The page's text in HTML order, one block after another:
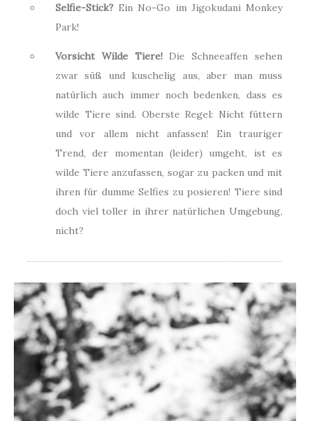
Selfie-Stick? Ein No-Go im Jigokudani Monkey
Park!
Vorsicht Wilde Tiere!Die Schneeaffen sehen
zwar süß und kuschelig aus, aber man muss
natürlich auch immer noch bedenken, dass es
wilde Tiere sind. Oberste Regel: Nicht füttern
und vor allem nicht anfassen! Ein trauriger
Trend, der momentan (leider) umgeht, ist es
wilde Tiere anzufassen, sogar zu packen und mit
ihren für dumme Selfies zu posieren! Tiere sind
doch viel toller in ihrer natürlichen Umgebung,
nicht?